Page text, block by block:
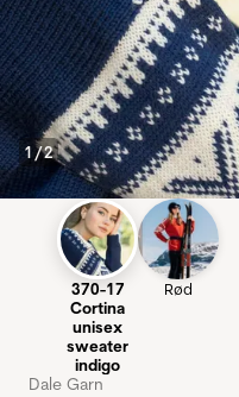
1 /2
370-17
Cortina
unisex
sweater
indigo
Rød
Dale Garn